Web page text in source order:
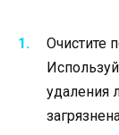
Очистите
удаления